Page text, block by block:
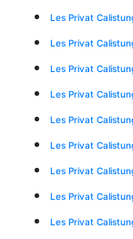
Les Privat
Les Privat
Les Privat
Les Privat
Les Privat
Les Privat
Les Privat
Les Privat
Les Privat